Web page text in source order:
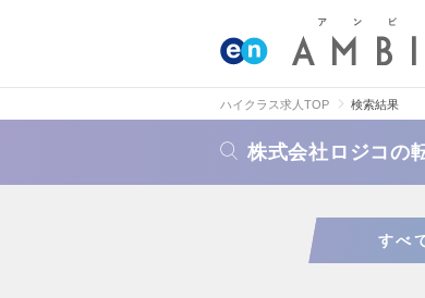
ハイクラス求人TOP 検索結果
株式会社ロジコの
すべ